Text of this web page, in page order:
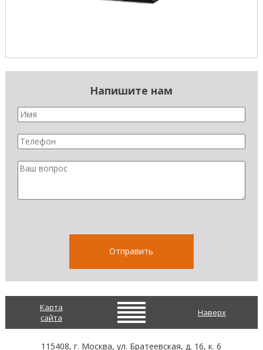
Напишите нам
Карта
сайта
Наверх
115408, г. Москва,ул. Братеевская, д. 16, к. 6